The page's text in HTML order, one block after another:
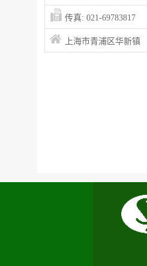
传真: 021-69783817
上海市青浦区华新镇